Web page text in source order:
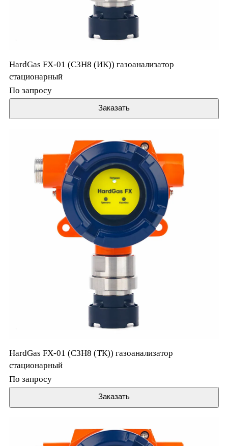
HardGas FX-01 (C3H8 (ИК)) газоанализатор
стационарный
По запросу
Заказать
HardGas FX-01 (C3H8 (ТК)) газоанализатор
стационарный
По запросу
Заказать